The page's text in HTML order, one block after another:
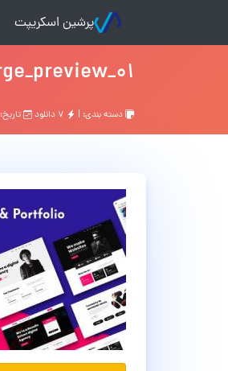
پرشین اسکریپت
01_victim.__large_preview
دسته بندی: | تاریخ: ۵ سال قبل